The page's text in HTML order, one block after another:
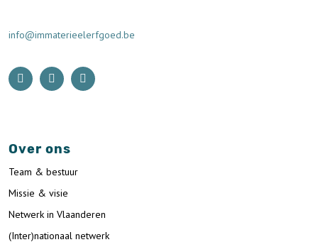
info@immaterieelerfgoed.be
Over ons
Team & bestuur
Missie & visie
Netwerk in Vlaanderen
(Inter)nationaal netwerk